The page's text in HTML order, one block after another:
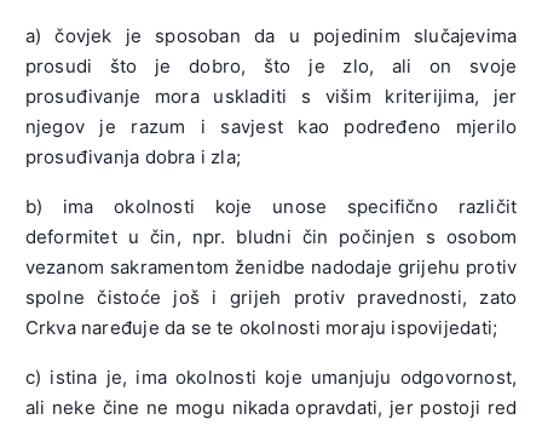
a) čovjek je sposoban da u pojedinim slučajevima
prosudi što je dobro, što je zlo, ali on svoje
prosuđivanje mora uskladiti s višim kriterijima, jer
njegov je razum i savjest kao podređeno mjerilo
prosuđivanja dobra i zla;
b) ima okolnosti koje unose specifično različit
deformitet u čin, npr. bludni čin počinjen s osobom
vezanom sakramentom ženidbe nadodaje grijehu protiv
spolne čistoće još i grijeh protiv pravednosti, zato
Crkva naređuje da se te okolnosti moraju ispovijedati;
c) istina je, ima okolnosti koje umanjuju odgovornost,
ali neke čine ne mogu nikada opravdati, jer postoji red